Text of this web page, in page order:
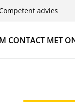
advies
CONTACT MET